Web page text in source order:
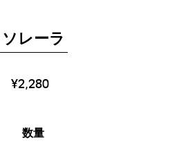
ソレーラ
¥2,280
数量